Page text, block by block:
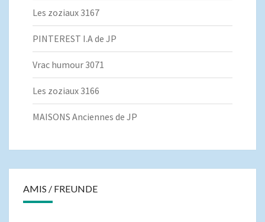
Les zoziaux 3167
PINTEREST I.A de JP
Vrac humour 3071
Les zoziaux 3166
MAISONS Anciennes de JP
AMIS / FREUNDE